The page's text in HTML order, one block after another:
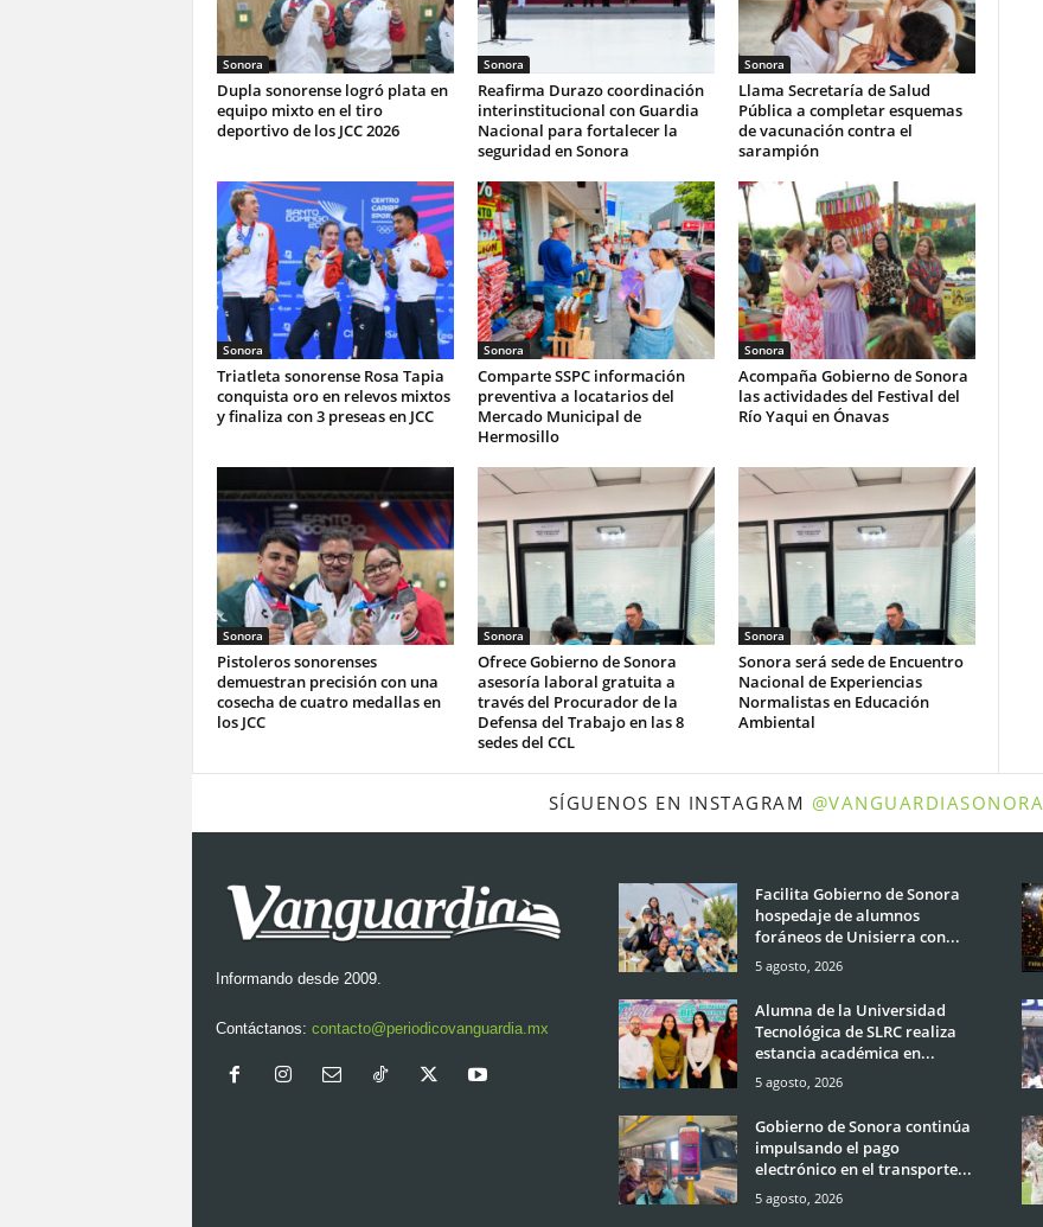
Sonora
Dupla sonorense logró plata en
equipo mixto en el tiro
deportivo de los JCC 2026
Sonora
Reafirma Durazo coordinación
interinstitucional con Guardia
Nacional para fortalecer la
seguridad en Sonora
Sonora
Llama Secretaría de Salud
Pública a completar esquemas
de vacunación contra el
sarampión
Sonora
Triatleta sonorense Rosa Tapia
conquista oro en relevos mixtos
y finaliza con 3 preseas en JCC
Sonora
Comparte SSPC información
preventiva a locatarios del
Mercado Municipal de
Hermosillo
Sonora
Acompaña Gobierno de Sonora
las actividades del Festival del
Río Yaqui en Ónavas
Sonora
Pistoleros sonorenses
demuestran precisión con una
cosecha de cuatro medallas en
los JCC
Sonora
Ofrece Gobierno de Sonora
asesoría laboral gratuita a
través del Procurador de la
Defensa del Trabajo en las 8
sedes del CCL
Sonora
Sonora será sede de Encuentro
Nacional de Experiencias
Normalistas en Educación
Ambiental
SÍGUENOS EN INSTAGRAM @VANGUARDIASONORA
Informando desde 2009.
Contáctanos: contacto@periodicovanguardia.mx
Facilita Gobierno de Sonora
hospedaje de alumnos
foráneos de Unisierra con...
5 agosto, 2026
Alumna de la Universidad
Tecnológica de SLRC realiza
estancia académica en...
5 agosto, 2026
Gobierno de Sonora continúa
impulsando el pago
electrónico en el transporte...
5 agosto, 2026